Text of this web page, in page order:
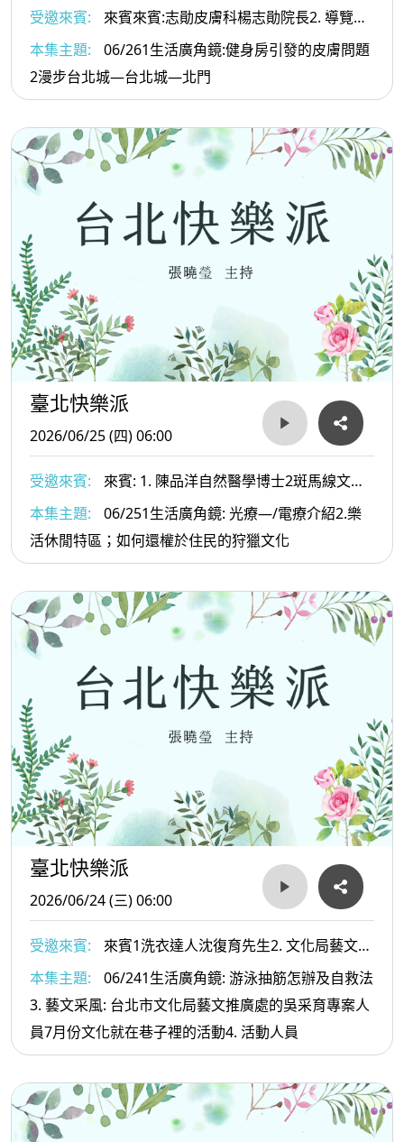
受邀來賓:
來賓來賓:志勛皮膚科楊志勛院長2. 導覽專
家 葉倫會老師
本集主題:
06/261生活廣角鏡:健身房引發的皮膚問題
2漫步台北城—台北城—北門
臺北快樂派
2026/06/25 (四) 06:00
受邀來賓:
來賓: 1. 陳品洋自然醫學博士2斑馬線文庫
社長及文史工作者-許赫老師
本集主題:
06/251生活廣角鏡: 光療—/電療介紹2.樂
活休閒特區；如何還權於住民的狩獵文化
臺北快樂派
2026/06/24 (三) 06:00
受邀來賓:
來賓1洗衣達人沈復育先生2. 文化局藝文推
廣處的吳采育專案
本集主題:
06/241生活廣角鏡: 游泳抽筋怎辦及自救法
3. 藝文采風: 台北市文化局藝文推廣處的吳采育專案人
員7月份文化就在巷子裡的活動4. 活動人員